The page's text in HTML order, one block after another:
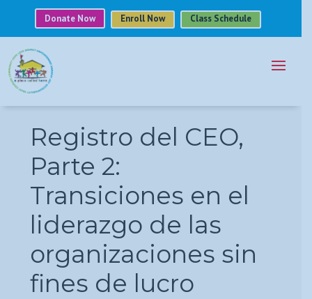
Donate Now Enroll Now Class Schedule
Registro del CEO,
Parte 2:
Transiciones en el
liderazgo de las
organizaciones sin
fines de lucro